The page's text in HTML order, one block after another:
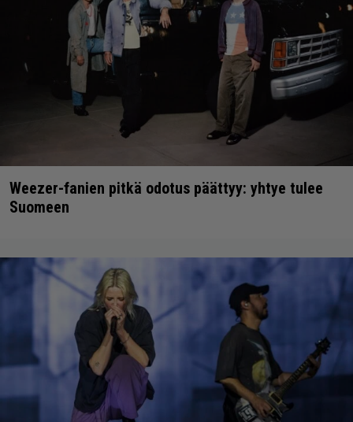
Weezer-fanien pitkä odotus päättyy: yhtye tulee
Suomeen